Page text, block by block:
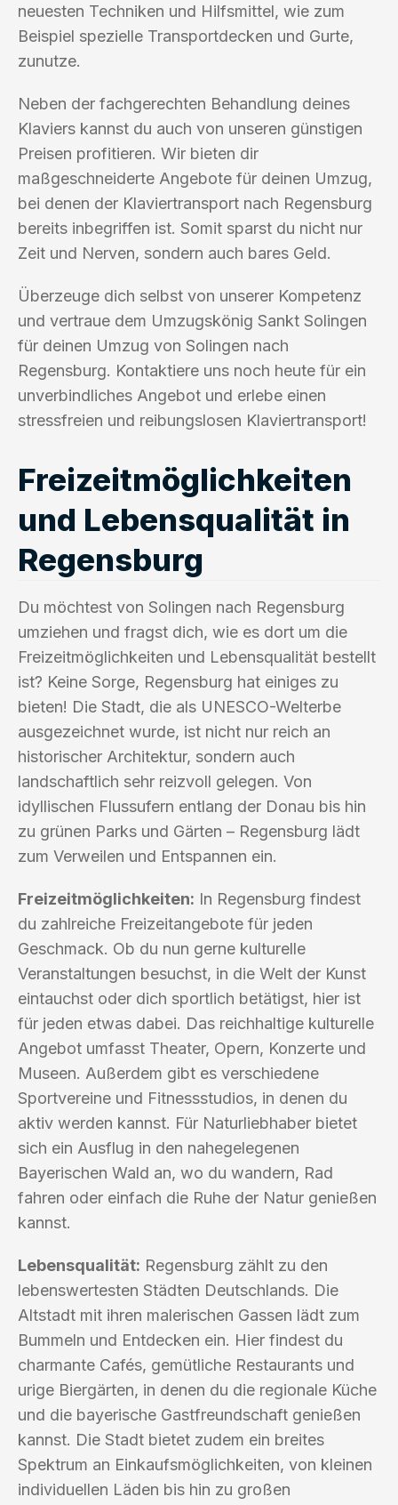
neuesten Techniken und Hilfsmittel, wie zum
Beispiel spezielle Transportdecken und Gurte,
zunutze.
Neben der fachgerechten Behandlung deines
Klaviers kannst du auch von unseren günstigen
Preisen profitieren. Wir bieten dir
maßgeschneiderte Angebote für deinen Umzug,
bei denen der Klaviertransport nach Regensburg
bereits inbegriffen ist. Somit sparst du nicht nur
Zeit und Nerven, sondern auch bares Geld.
Überzeuge dich selbst von unserer Kompetenz
und vertraue dem Umzugskönig Sankt Solingen
für deinen Umzug von Solingen nach
Regensburg. Kontaktiere uns noch heute für ein
unverbindliches Angebot und erlebe einen
stressfreien und reibungslosen Klaviertransport!
Freizeitmöglichkeiten
und Lebensqualität in
Regensburg
Du möchtest von Solingen nach Regensburg
umziehen und fragst dich, wie es dort um die
Freizeitmöglichkeiten und Lebensqualität bestellt
ist? Keine Sorge, Regensburg hat einiges zu
bieten! Die Stadt, die als UNESCO-Welterbe
ausgezeichnet wurde, ist nicht nur reich an
historischer Architektur, sondern auch
landschaftlich sehr reizvoll gelegen. Von
idyllischen Flussufern entlang der Donau bis hin
zu grünen Parks und Gärten – Regensburg lädt
zum Verweilen und Entspannen ein.
Freizeitmöglichkeiten: In Regensburg findest
du zahlreiche Freizeitangebote für jeden
Geschmack. Ob du nun gerne kulturelle
Veranstaltungen besuchst, in die Welt der Kunst
eintauchst oder dich sportlich betätigst, hier ist
für jeden etwas dabei. Das reichhaltige kulturelle
Angebot umfasst Theater, Opern, Konzerte und
Museen. Außerdem gibt es verschiedene
Sportvereine und Fitnessstudios, in denen du
aktiv werden kannst. Für Naturliebhaber bietet
sich ein Ausflug in den nahegelegenen
Bayerischen Wald an, wo du wandern, Rad
fahren oder einfach die Ruhe der Natur genießen
kannst.
Lebensqualität: Regensburg zählt zu den
lebenswertesten Städten Deutschlands. Die
Altstadt mit ihren malerischen Gassen lädt zum
Bummeln und Entdecken ein. Hier findest du
charmante Cafés, gemütliche Restaurants und
urige Biergärten, in denen du die regionale Küche
und die bayerische Gastfreundschaft genießen
kannst. Die Stadt bietet zudem ein breites
Spektrum an Einkaufsmöglichkeiten, von kleinen
individuellen Läden bis hin zu großen